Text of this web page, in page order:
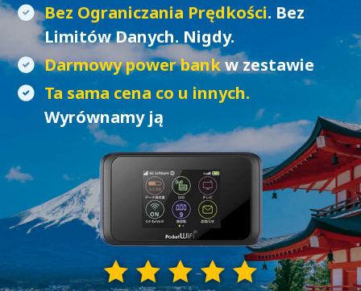
Bez Ograniczania Prędkości. Bez
Limitów Danych. Nigdy.
Darmowy power bankw zestawie
Ta sama cena co u innych.
Wyrównamy ją